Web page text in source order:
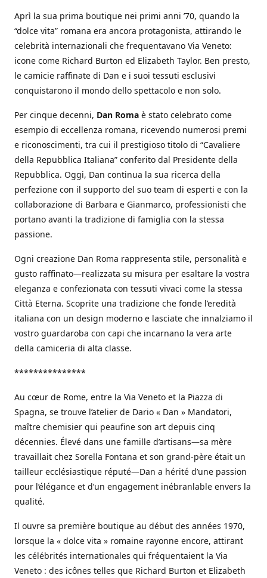
Aprì la sua prima boutique nei primi anni ’70, quando la
“dolce vita” romana era ancora protagonista, attirando le
celebrità internazionali che frequentavano Via Veneto:
icone come Richard Burton ed Elizabeth Taylor. Ben presto,
le camicie raffinate di Dan e i suoi tessuti esclusivi
conquistarono il mondo dello spettacolo e non solo.
Per cinque decenni, Dan Roma è stato celebrato come
esempio di eccellenza romana, ricevendo numerosi premi
e riconoscimenti, tra cui il prestigioso titolo di “Cavaliere
della Repubblica Italiana” conferito dal Presidente della
Repubblica. Oggi, Dan continua la sua ricerca della
perfezione con il supporto del suo team di esperti e con la
collaborazione di Barbara e Gianmarco, professionisti che
portano avanti la tradizione di famiglia con la stessa
passione.
Ogni creazione Dan Roma rappresenta stile, personalità e
gusto raffinato—realizzata su misura per esaltare la vostra
eleganza e confezionata con tessuti vivaci come la stessa
Città Eterna. Scoprite una tradizione che fonde l’eredità
italiana con un design moderno e lasciate che innalziamo il
vostro guardaroba con capi che incarnano la vera arte
della camiceria di alta classe.
***************
Au cœur de Rome, entre la Via Veneto et la Piazza di
Spagna, se trouve l’atelier de Dario « Dan » Mandatori,
maître chemisier qui peaufine son art depuis cinq
décennies. Élevé dans une famille d’artisans—sa mère
travaillait chez Sorella Fontana et son grand-père était un
tailleur ecclésiastique réputé—Dan a hérité d’une passion
pour l’élégance et d’un engagement inébranlable envers la
qualité.
Il ouvre sa première boutique au début des années 1970,
lorsque la « dolce vita » romaine rayonne encore, attirant
les célébrités internationales qui fréquentaient la Via
Veneto : des icônes telles que Richard Burton et Elizabeth